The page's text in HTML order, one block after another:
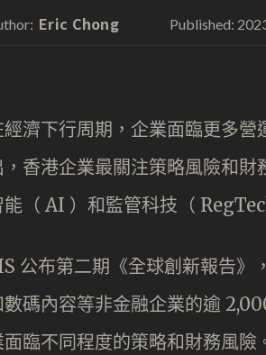
Eric Chong Published:
經濟下行周期，企業面臨更多
，香港企業最關注策略風險和
能（ AI ）和監管科技（
公布第二期《全球創新報告》
數碼內容等非金融企業的逾
面臨不同程度的策略和財務風